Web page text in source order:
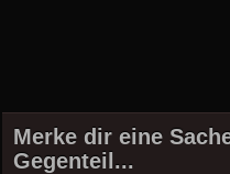
Merke dir eine
Gegenteil...